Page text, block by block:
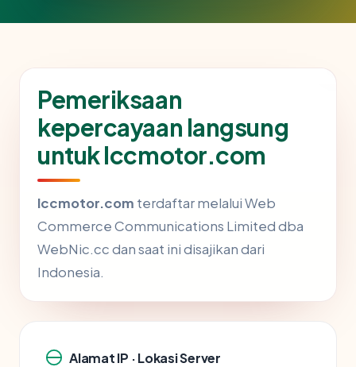
Pemeriksaan
kepercayaan langsung
untuk lccmotor.com
lccmotor.com terdaftar melalui Web
Commerce Communications Limited dba
WebNic.cc dan saat ini disajikan dari
Indonesia.
Alamat IP · Lokasi Server